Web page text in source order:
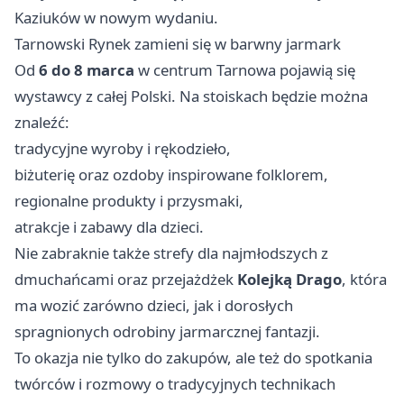
Kaziuków w nowym wydaniu.
Tarnowski Rynek zamieni się w barwny jarmark
Od 6 do 8 marca w centrum Tarnowa pojawią się
wystawcy z całej Polski. Na stoiskach będzie można
znaleźć:
tradycyjne wyroby i rękodzieło,
biżuterię oraz ozdoby inspirowane folklorem,
regionalne produkty i przysmaki,
atrakcje i zabawy dla dzieci.
Nie zabraknie także strefy dla najmłodszych z
dmuchańcami oraz przejażdżek Kolejką Drago, która
ma wozić zarówno dzieci, jak i dorosłych
spragnionych odrobiny jarmarcznej fantazji.
To okazja nie tylko do zakupów, ale też do spotkania
twórców i rozmowy o tradycyjnych technikach